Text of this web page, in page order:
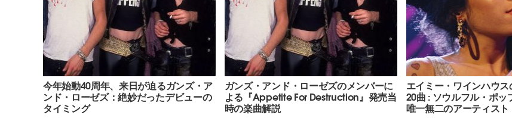
今年始動40周年、来日が迫るガンズ・ア
ンド・ローゼズ：絶妙だったデビューの
タイミング
ガンズ・アンド・ローゼズのメンバーに
よる『Appetite For Destruction』発売当
時の楽曲解説
エイミー・ワインハウ
20曲 : ソウルフル・ポッ
唯一無二のアーティスト